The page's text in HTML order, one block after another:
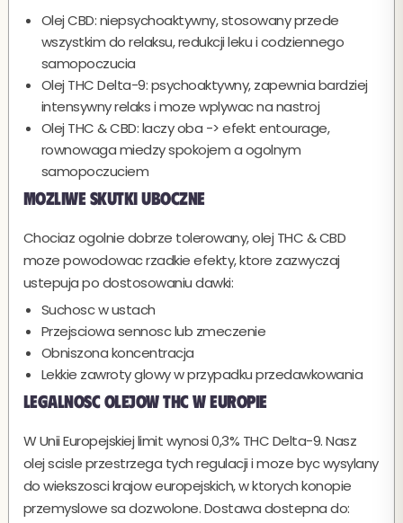
Olej CBD: niepsychoaktywny, stosowany przede
wszystkim do relaksu, redukcji leku i codziennego
samopoczucia
Olej THC Delta-9: psychoaktywny, zapewnia bardziej
intensywny relaks i moze wplywac na nastroj
Olej THC & CBD: laczy oba -> efekt entourage,
rownowaga miedzy spokojem a ogolnym
samopoczuciem
Mozliwe skutki uboczne
Chociaz ogolnie dobrze tolerowany, olej THC & CBD
moze powodowac rzadkie efekty, ktore zazwyczaj
ustepuja po dostosowaniu dawki:
Suchosc w ustach
Przejsciowa sennosc lub zmeczenie
Obniszona koncentracja
Lekkie zawroty glowy w przypadku przedawkowania
Legalnosc olejow THC w Europie
W Unii Europejskiej limit wynosi 0,3% THC Delta-9. Nasz
olej scisle przestrzega tych regulacji i moze byc wysylany
do wiekszosci krajow europejskich, w ktorych konopie
przemyslowe sa dozwolone. Dostawa dostepna do: